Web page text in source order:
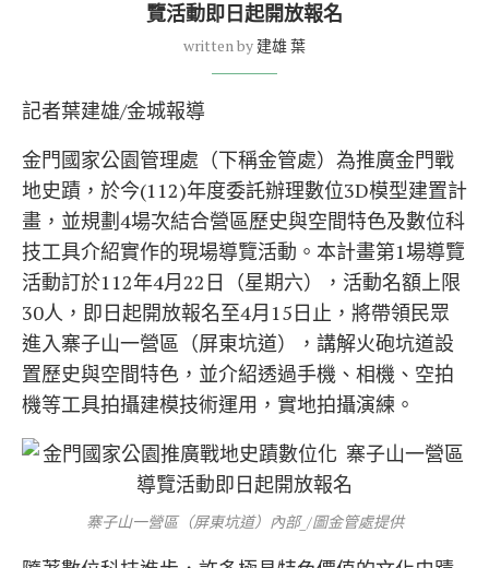
覽活動即日起開放報名
written by 建雄 葉
記者葉建雄/金城報導
金門國家公園管理處（下稱金管處）為推廣金門戰
地史蹟，於今(112)年度委託辦理數位3D模型建置計
畫，並規劃4場次結合營區歷史與空間特色及數位科
技工具介紹實作的現場導覽活動。本計畫第1場導覽
活動訂於112年4月22日（星期六），活動名額上限
30人，即日起開放報名至4月15日止，將帶領民眾
進入寨子山一營區（屏東坑道），講解火砲坑道設
置歷史與空間特色，並介紹透過手機、相機、空拍
機等工具拍攝建模技術運用，實地拍攝演練。
寨子山一營區（屏東坑道）內部_/圖金管處提供